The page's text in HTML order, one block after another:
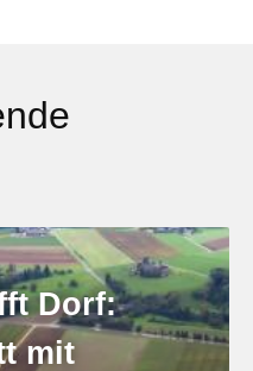
Dorf:
mit